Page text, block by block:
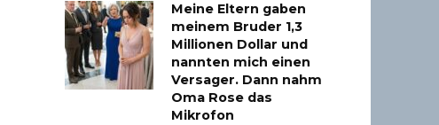
Meine Eltern gaben
meinem Bruder 1,3
Millionen Dollar und
nannten mich einen
Versager. Dann nahm
Oma Rose das
Mikrofon